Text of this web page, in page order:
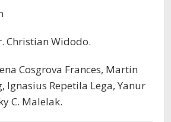
Christian Widodo.
Cosgrova Frances, Martin
Ignasius Repetila Lega, Yanur
C. Malelak.